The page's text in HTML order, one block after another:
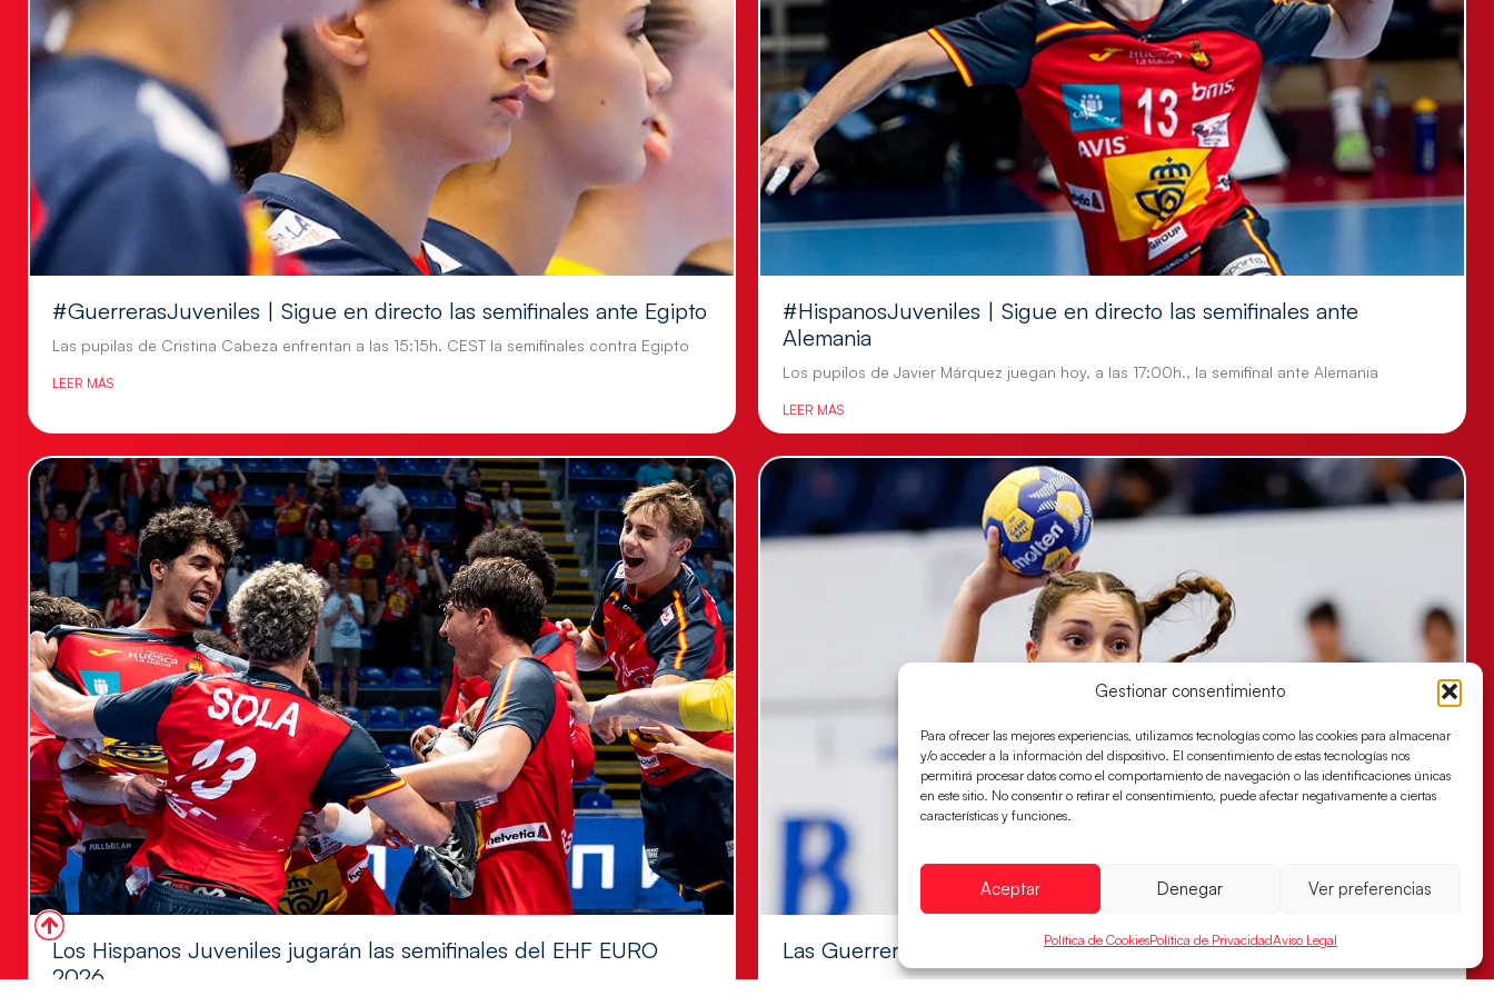
Gestionar consentimiento
Para ofrecer las mejores experiencias, utilizamos tecnologías como las cookies para almacenar
y/o acceder a la información del dispositivo. El consentimiento de estas tecnologías nos
permitirá procesar datos como el comportamiento de navegación o las identificaciones únicas
en este sitio. No consentir o retirar el consentimiento, puede afectar negativamente a ciertas
características y funciones.
Aceptar Denegar Ver preferencias
Política de CookiesPolítica de PrivacidadAviso Legal
#GuerrerasJuveniles | Sigue en directo las semifinales ante Egipto
Las pupilas de Cristina Cabeza enfrentan a las 15:15h. CEST la semifinales contra Egipto
LEER MÁS
#HispanosJuveniles | Sigue en directo las semifinales ante
Alemania
Los pupilos de Javier Márquez juegan hoy, a las 17:00h., la semifinal ante Alemania
LEER MÁS
Los Hispanos Juveniles jugarán las semifinales del EHF EURO
2026
Las Guerreras Juveniles sellan su billete para las semifinales
Las pupilas de Cristina Cabeza han remontado con parcial de 7:1 que les ha dado el pase